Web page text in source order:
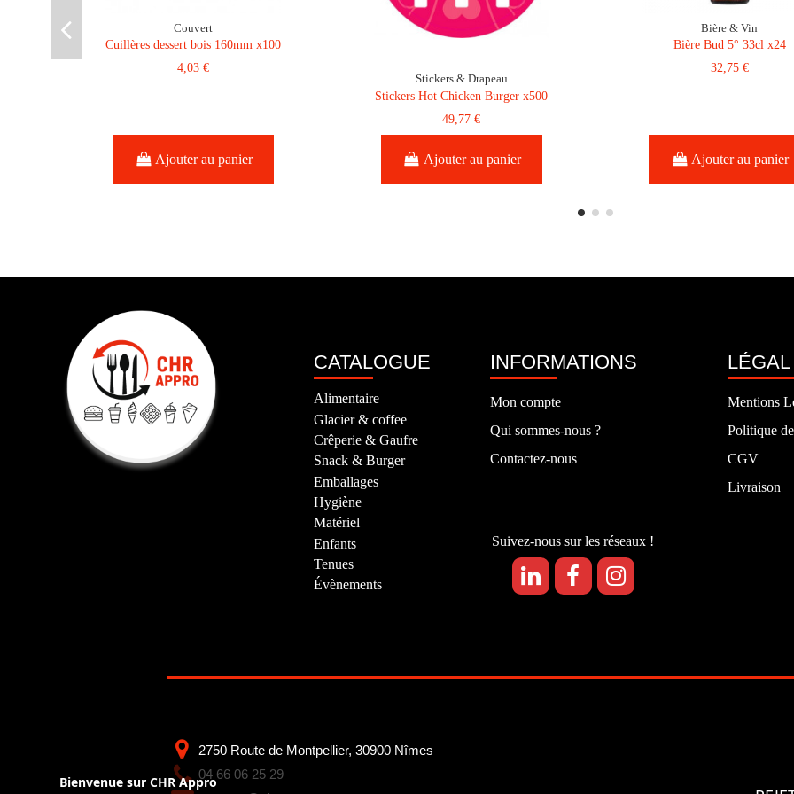
Couvert
Cuillères dessert bois 160mm x100
4,03 €
Ajouter au panier
Stickers & Drapeau
Stickers Hot Chicken Burger x500
49,77 €
Ajouter au panier
Bière & Vin
Bière Bud 5° 33cl x24
32,75 €
Ajouter au panier
CATALOGUE
Alimentaire
Glacier & coffee
Crêperie & Gaufre
Snack & Burger
Emballages
Hygiène
Matériel
Enfants
Tenues
Évènements
INFORMATIONS
Mon compte
Qui sommes-nous ?
Contactez-nous
Suivez-nous sur les réseaux !
LÉGAL
Mentions
Politique
CGV
Livraison
2750 Route de Montpellier, 30900 Nîmes
04 66 06 25 29
Bienvenue sur CHR Appro